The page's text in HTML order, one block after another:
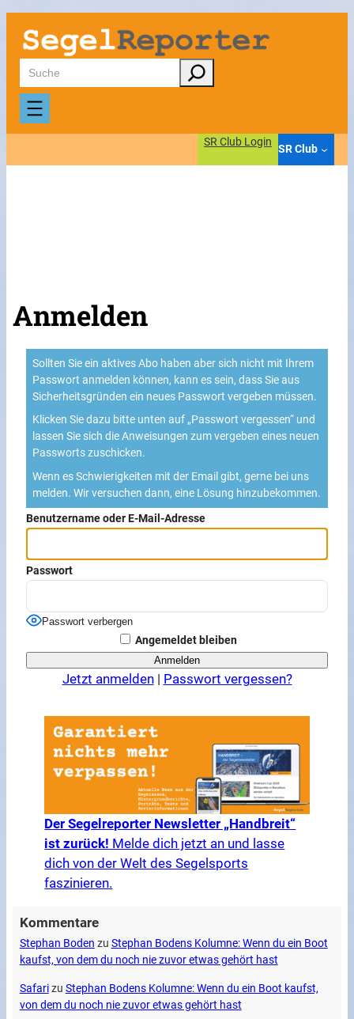
Suchen
SR Club Login
SR Club
Anmelden
Sollten Sie ein aktives Abo haben aber sich nicht mit Ihrem
Passwort anmelden können, kann es sein, dass Sie aus
Sicherheitsgründen ein neues Passwort vergeben müssen.
Klicken Sie dazu bitte unten auf „Passwort vergessen“ und
lassen Sie sich die Anweisungen zum vergeben eines neuen
Passworts zuschicken.
Wenn es Schwierigkeiten mit der Email gibt, gerne bei uns
melden. Wir versuchen dann, eine Lösung hinzubekommen.
Benutzername oder E-Mail-Adresse
Passwort
Passwort verbergen
Angemeldet bleiben
Jetzt anmelden| Passwort vergessen?
Der Segelreporter Newsletter „Handbreit“
ist zurück! Melde dich jetzt an und lasse
dich von der Welt des Segelsports
faszinieren.
Kommentare
Stephan Boden zu Stephan Bodens Kolumne: Wenn du ein Boot
kaufst, von dem du noch nie zuvor etwas gehört hast
Safarizu Stephan Bodens Kolumne: Wenn du ein Boot kaufst,
von dem du noch nie zuvor etwas gehört hast